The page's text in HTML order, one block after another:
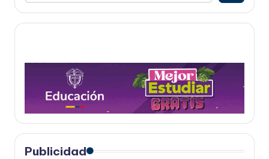
Publicidad